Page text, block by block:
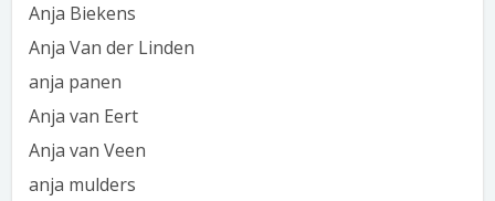
Anja Biekens
Anja Van der Linden
anja panen
Anja van Eert
Anja van Veen
anja mulders